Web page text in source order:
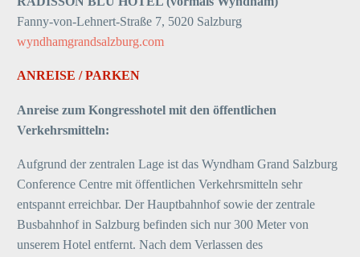
Fanny-von-Lehnert-Straße 7, 5020 Salzburg
wyndhamgrandsalzburg.com
ANREISE / PARKEN
Anreise zum Kongresshotel mit den öffentlichen
Verkehrsmitteln:
Aufgrund der zentralen Lage ist das Wyndham Grand Salzburg
Conference Centre mit öffentlichen Verkehrsmitteln sehr
entspannt erreichbar. Der Hauptbahnhof sowie der zentrale
Busbahnhof in Salzburg befinden sich nur 300 Meter von
unserem Hotel entfernt. Nach dem Verlassen des